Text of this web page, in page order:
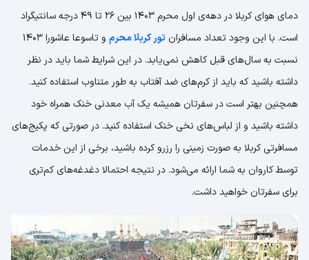
دمای هوای کربلا در دهه‌ی اول محرم 1403 بین 26 تا 49 درجه سانتیگراد
است. با این وجود تعداد مسافران تور کربلا محرم
و تاسوعا عاشورا 1403
نسبت به سال‌های قبل کاهش نمی‌یابد. در این شرایط شما باید در نظر
داشته باشید که باید از کرم‌های ضد آفتاب به طور متناوب استفاده کنید.
همچنین بهتر است در سفرتان همیشه یک آب معدنی خنک همراه خود
داشته باشید و از لباس‌های نخی خنک استفاده کنید. در صورتی که پکیج‌های
مسافرتی کربلا به صورت زمینی را رزرو کرده باشید، برخی از این خدمات
توسط کاروان به شما ارائه می‌شود. در نتیجه احتمالا دغدغه‌های کم‌تری
برای سفرتان خواهید داشت.